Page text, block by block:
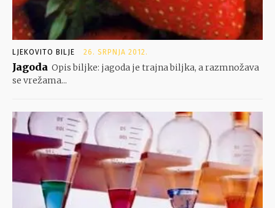
LJEKOVITO BILJE 26. SRPNJA 2012.
Jagoda Opis biljke: jagoda je trajna biljka, a razmnožava
se vrežama...